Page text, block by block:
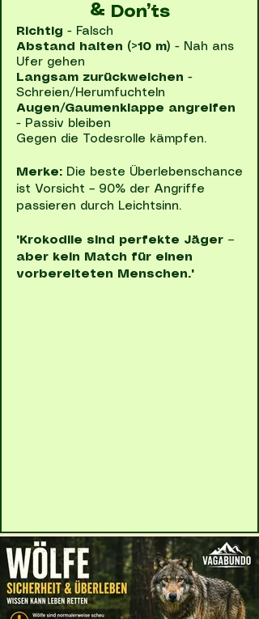
& Don’ts
Richtig - Falsch
Abstand halten (>10 m) - Nah ans
Ufer gehen
Langsam zurückweichen -
Schreien/Herumfuchteln
Augen/Gaumenklappe angreifen
- Passiv bleiben
Gegen die Todesrolle kämpfen.
Merke: Die beste Überlebenschance
ist Vorsicht – 90% der Angriffe
passieren durch Leichtsinn.
"Krokodile sind perfekte Jäger –
aber kein Match für einen
vorbereiteten Menschen."